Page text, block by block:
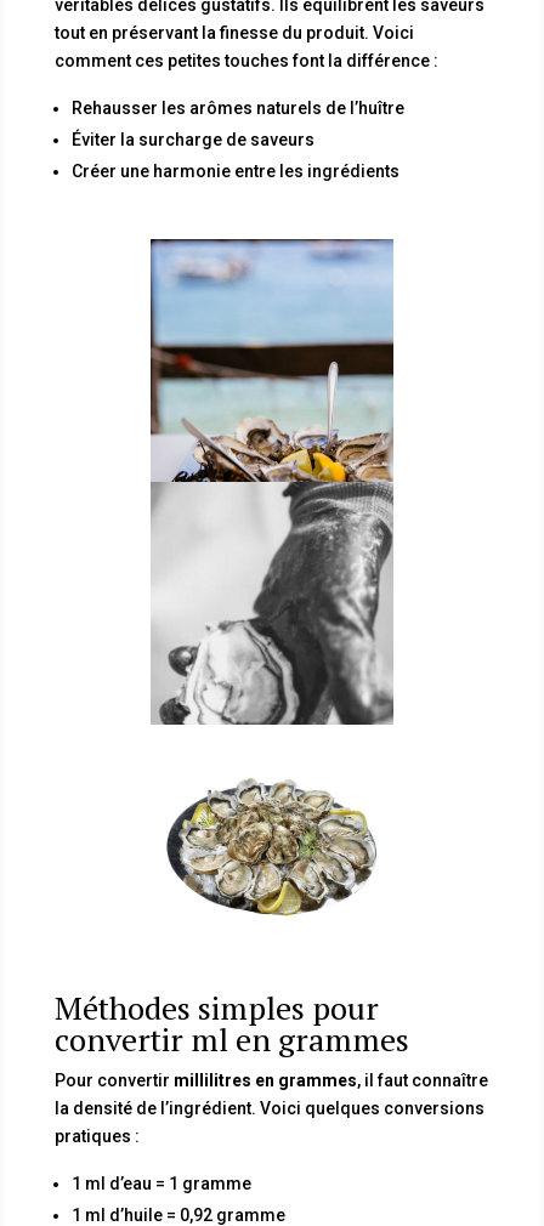
véritables délices gustatifs. Ils équilibrent les saveurs
tout en préservant la finesse du produit. Voici
comment ces petites touches font la différence :
Rehausser les arômes naturels de l’huître
Éviter la surcharge de saveurs
Créer une harmonie entre les ingrédients
Méthodes simples pour
convertir ml en grammes
Pour convertir millilitres en grammes, il faut connaître
la densité de l’ingrédient. Voici quelques conversions
pratiques :
1 ml d’eau = 1 gramme
1 ml d’huile = 0,92 gramme